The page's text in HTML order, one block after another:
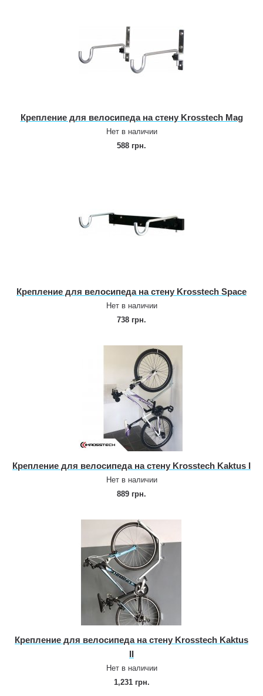
Крепление для велосипеда на стену Krosstech Mag
Нет в наличии
588 грн.
Крепление для велосипеда на стену Krosstech Space
Нет в наличии
738 грн.
Крепление для велосипеда на стену Krosstech Kaktus I
Нет в наличии
889 грн.
Крепление для велосипеда на стену Krosstech Kaktus
II
Нет в наличии
1,231 грн.